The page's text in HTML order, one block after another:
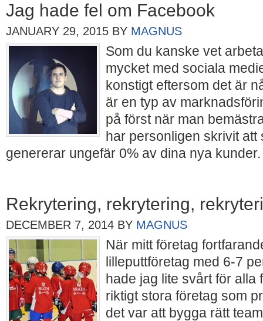
Jag hade fel om Facebook
JANUARY 29, 2015 BY MAGNUS
Som du kanske vet
mycket med sociala
konstigt eftersom det är
är en typ av
på först när man
har personligen skrivit att
genererar ungefär 0% av dina nya
Rekrytering, rekrytering,
DECEMBER 7, 2014 BY MAGNUS
När mitt företag
lilleputtföretag med 6-7
hade jag lite svårt för alla
riktigt stora företag som
det var att bygga rätt